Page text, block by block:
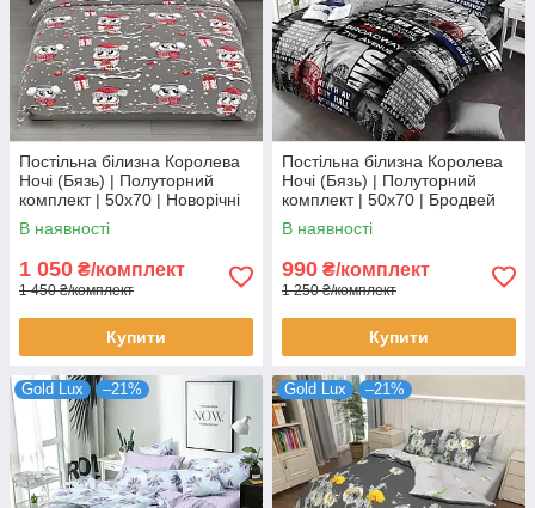
Постільна білизна Королева
Ночі (Бязь) | Полуторний
комплект | 50х70 | Новорічні
сови на сірому
В наявності
1 050 ₴/комплект
1 450 ₴/комплект
Купити
Постільна білизна Королева
Ночі (Бязь) | Полуторний
комплект | 50х70 | Бродвей
В наявності
990 ₴/комплект
1 250 ₴/комплект
Купити
Gold Lux –21% Gold Lux –21%